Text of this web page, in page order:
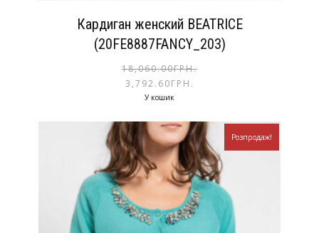
Кардиган женский BEATRICE
(20FE8887FANCY_203)
18,060.00ГРН.
3,792.60ГРН.
У кошик
Розпродаж!